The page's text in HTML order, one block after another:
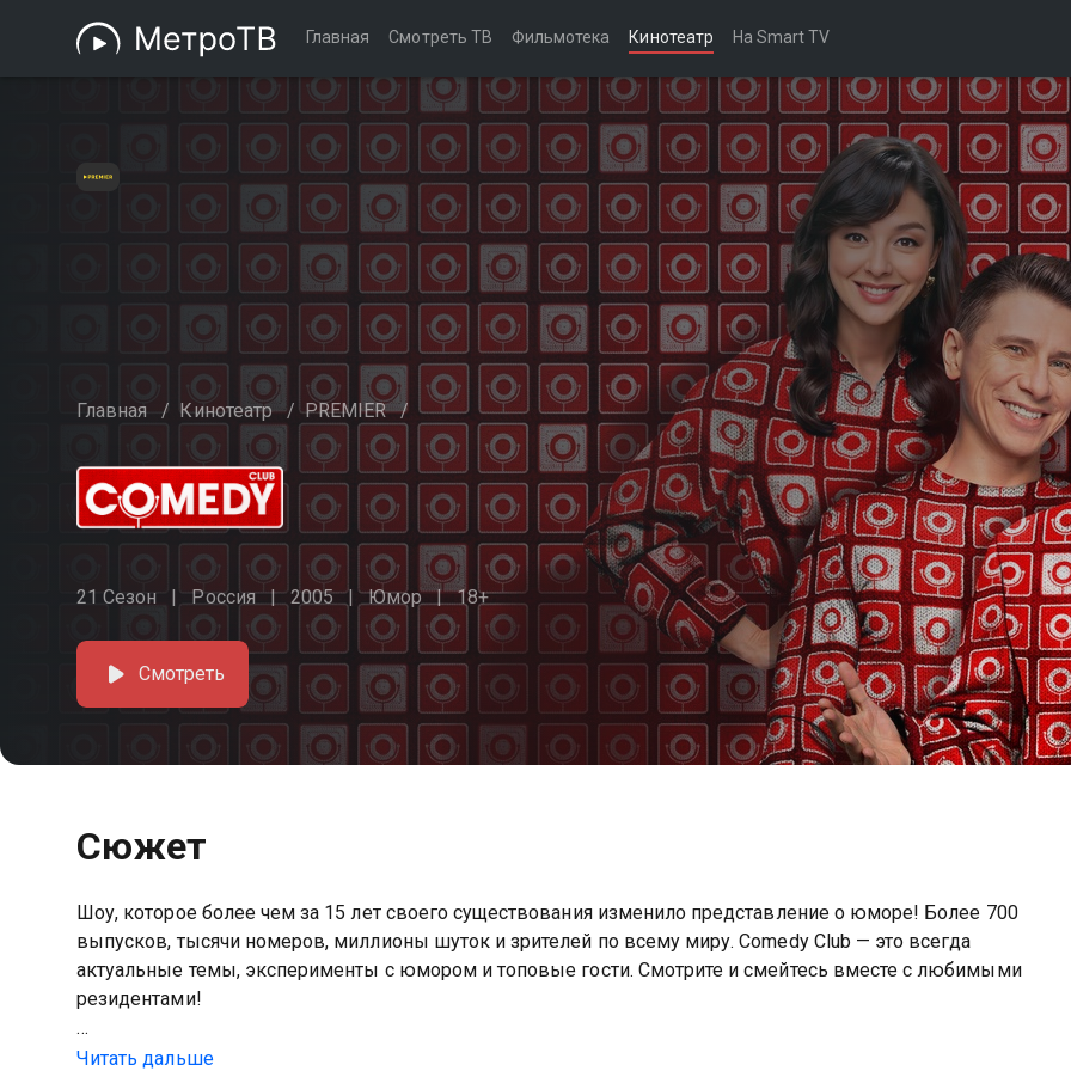
Главная Смотреть ТВ Фильмотека Кинотеатр На Smart TV
Главная / Кинотеатр / PREMIER /
21 Сезон Россия 2005 Юмор 18+
Смотреть
Сюжет
Шоу, которое более чем за 15 лет своего существования изменило представление о юморе! Более 700
выпусков, тысячи номеров, миллионы шуток и зрителей по всему миру. Comedy Club — это всегда
актуальные темы, эксперименты с юмором и топовые гости. Смотрите и смейтесь вместе с любимыми
резидентами!
Посмотреть онлайн 17 сезон сериала Comedy Club вы можете совершенно бесплатно в хорошем HD
Читать дальше